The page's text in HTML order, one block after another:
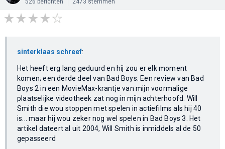
sinterklaas schreef:
Het heeft erg lang geduurd en hij zou er elk moment
komen; een derde deel van Bad Boys. Een review van Bad
Boys 2 in een MovieMax-krantje van mijn voormalige
plaatselijke videotheek zat nog in mijn achterhoofd. Will
Smith die wou stoppen met spelen in actiefilms als hij 40
is... maar hij wou zeker nog wel spelen in Bad Boys 3. Het
artikel dateert al uit 2004, Will Smith is inmiddels al de 50
gepasseerd